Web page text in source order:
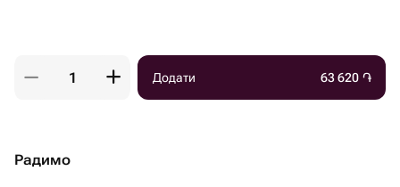
Додати 63 620 ֏
Радимо